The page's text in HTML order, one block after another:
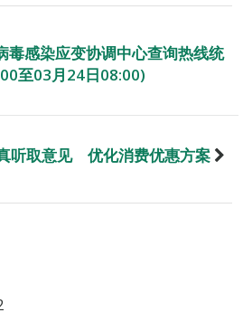
毒感染应变协调中心查询热线统
至03月24日08:00)
听取意见 优化消费优惠方案